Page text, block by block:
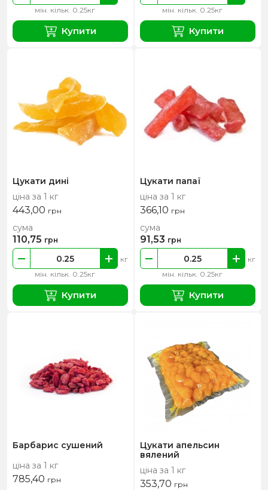
мін. кільк. 0.25кг
Купити
мін. кільк. 0.25кг
Купити
Цукати дині
ціна за 1 кг
443,00 грн
мін. кільк. 0.25кг
кг
сума
110,75 грн
Купити
Цукати папаї
ціна за 1 кг
366,10 грн
мін. кільк. 0.25кг
кг
сума
91,53 грн
Купити
Барбарис cушений
ціна за 1 кг
785,40 грн
Цукати апельсин
вялений
ціна за 1 кг
353,70 грн